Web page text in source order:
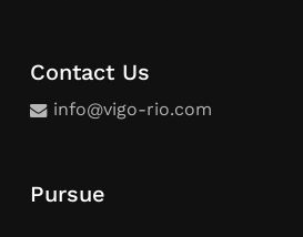
Contact Us
info@vigo-rio.com
Pursue